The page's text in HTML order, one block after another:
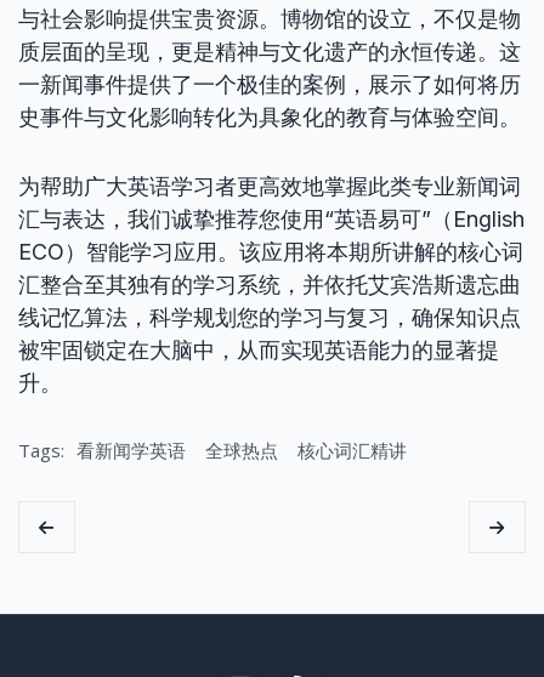
与社会影响提供宝贵资源。博物馆的设立，不仅是物
质层面的呈现，更是精神与文化遗产的永恒传递。这
一新闻事件提供了一个极佳的案例，展示了如何将历
史事件与文化影响转化为具象化的教育与体验空间。
为帮助广大英语学习者更高效地掌握此类专业新闻词
汇与表达，我们诚挚推荐您使用“英语易可”（English
ECO）智能学习应用。该应用将本期所讲解的核心词
汇整合至其独有的学习系统，并依托艾宾浩斯遗忘曲
线记忆算法，科学规划您的学习与复习，确保知识点
被牢固锁定在大脑中，从而实现英语能力的显著提
升。
Tags: 看新闻学英语 全球热点 核心词汇精讲